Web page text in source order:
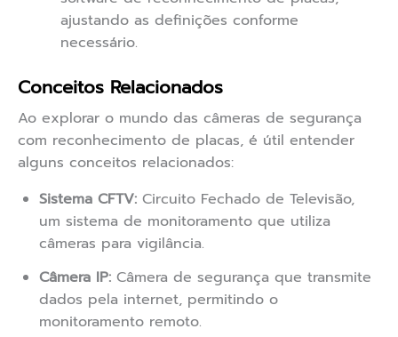
ajustando as definições conforme
necessário.
Conceitos Relacionados
Ao explorar o mundo das câmeras de segurança
com reconhecimento de placas, é útil entender
alguns conceitos relacionados:
Sistema CFTV: Circuito Fechado de Televisão,
um sistema de monitoramento que utiliza
câmeras para vigilância.
Câmera IP: Câmera de segurança que transmite
dados pela internet, permitindo o
monitoramento remoto.